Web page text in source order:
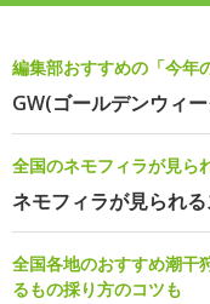
編集部おすすめの「今年
GW(ゴールデンウィ
全国のネモフィラが見ら
ネモフィラが見られる
全国各地のおすすめ潮干
るもの採り方のコツも